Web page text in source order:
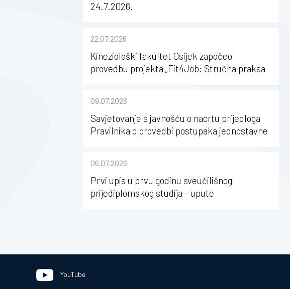
24.7.2026.
22.07.2026
Kineziološki fakultet Osijek započeo
provedbu projekta „Fit4Job: Stručna praksa
09.07.2026
Savjetovanje s javnošću o nacrtu prijedloga
Pravilnika o provedbi postupaka jednostavne
Strossmayera u Osijeku
06.07.2026
Prvi upis u prvu godinu sveučilišnog
prijediplomskog studija – upute
YouTube